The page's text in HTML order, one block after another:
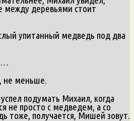
между деревьями стоит
упитанный медведь под два
не меньше.
подумать Михаил, когда
не просто с медведем, а со
тоже, получается, Мишей зовут.